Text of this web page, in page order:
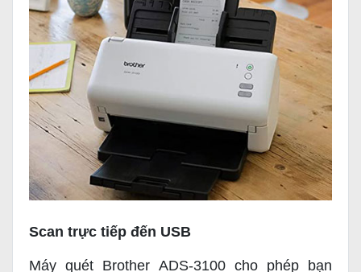
Scan trực tiếp đến USB
Máy quét Brother ADS-3100 cho phép bạn